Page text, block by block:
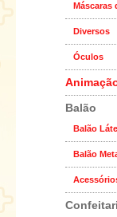
Máscaras
Diversos
Óculos
Balão
Balão
Balão